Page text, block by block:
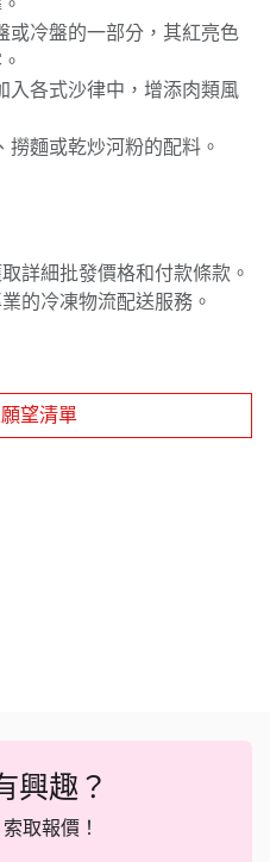
或冷盤的一部分，其紅亮色
入各式沙律中，增添肉類風
撈麵或乾炒河粉的配料。
詳細批發價格和付款條款。
的冷凍物流配送服務。
望清單
興趣？
取報價！